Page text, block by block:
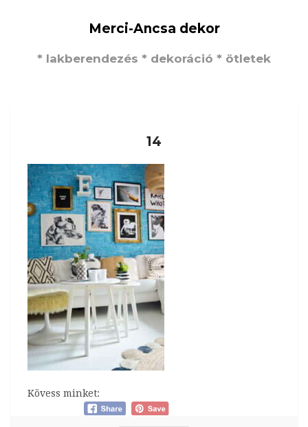
Merci-Ancsa dekor
* lakberendezés * dekoráció * ötletek
14
Kövess minket: